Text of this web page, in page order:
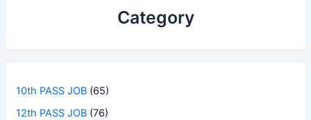
Category
10th PASS JOB (65)
12th PASS JOB (76)